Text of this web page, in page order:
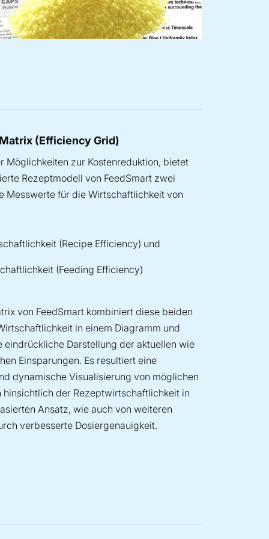
(Efficiency Grid)
Möglichkeiten zur Kostenreduktion, bietet
Rezeptmodell von FeedSmart zwei
Messwerte für die Wirtschaftlichkeit von
(Recipe Efficiency) und
(Feeding Efficiency)
von FeedSmart kombiniert diese beiden
in einem Diagramm und
eindrückliche Darstellung der aktuellen wie
Einsparungen. Es resultiert eine
dynamische Visualisierung von möglichen
hinsichtlich der Rezeptwirtschaftlichkeit in
Ansatz, wie auch von weiteren
verbesserte Dosiergenauigkeit.